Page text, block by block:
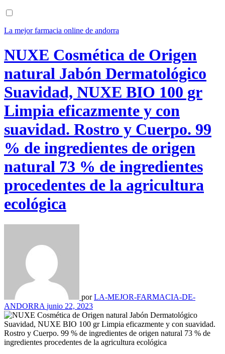
La mejor farmacia online de andorra
NUXE Cosmética de Origen
natural Jabón Dermatológico
Suavidad, NUXE BIO 100 gr
Limpia eficazmente y con
suavidad. Rostro y Cuerpo. 99
% de ingredientes de origen
natural 73 % de ingredientes
procedentes de la agricultura
ecológica
porLA-MEJOR-FARMACIA-DE-
ANDORRA junio 22, 2023